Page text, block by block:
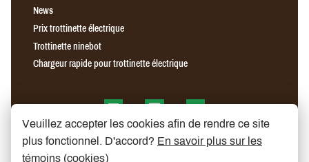
News
Prix trottinette électrique
Trottinette ninebot
Chargeur rapide pour trottinette électrique
Find us on FacebookFind us on InstagramFind us on YouTube
Veuillez accepter les cookies afin de rendre ce site
plus fonctionnel. D'accord? En savoir plus sur les
témoins (cookies)